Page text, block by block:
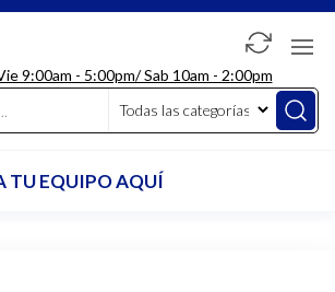
9:00am - 5:00pm/ Sab 10am - 2:00pm
TU EQUIPO AQUÍ